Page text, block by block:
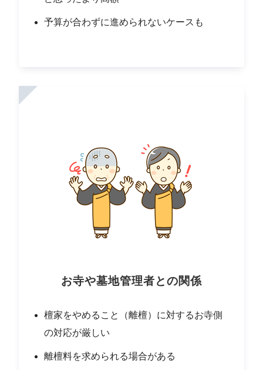
予算が合わずに進められないケースも
お寺や墓地管理者との関係
檀家をやめること（離檀）に対するお寺側
の対応が厳しい
離檀料を求められる場合がある